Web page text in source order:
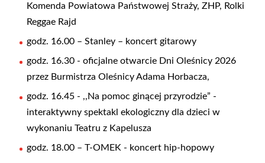
Komenda Powiatowa Państwowej Straży, ZHP, Rolki
Reggae Rajd
godz. 16.00 – Stanley – koncert gitarowy
godz. 16.30 - oficjalne otwarcie Dni Oleśnicy 2026
przez Burmistrza Oleśnicy Adama Horbacza,
godz. 16.45 - ,,Na pomoc ginącej przyrodzie” -
interaktywny spektakl ekologiczny dla dzieci w
wykonaniu Teatru z Kapelusza
godz. 18.00 – T-OMEK - koncert hip-hopowy